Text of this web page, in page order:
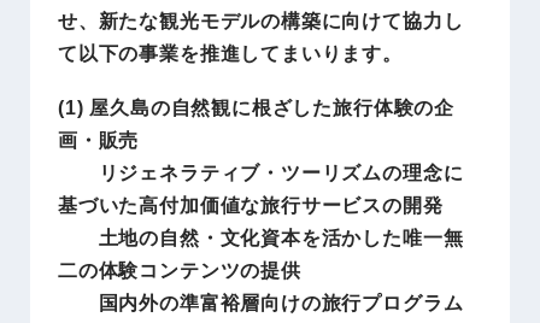
せ、新たな観光モデルの構築に向けて協力し
て以下の事業を推進してまいります。
(1) 屋久島の自然観に根ざした旅行体験の企
画・販売
リジェネラティブ・ツーリズムの理念に
基づいた高付加価値な旅行サービスの開発
土地の自然・文化資本を活かした唯一無
二の体験コンテンツの提供
国内外の準富裕層向けの旅行プログラム